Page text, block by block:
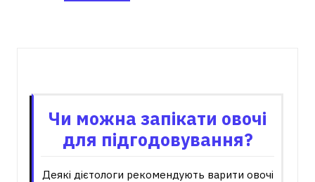
Чи можна запікати овочі
для підгодовування?
Деякі дієтологи рекомендують варити овочі